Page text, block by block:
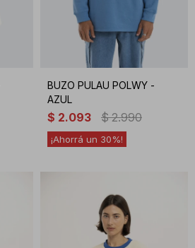
BUZO PULAU POLWY -
AZUL
$ 2.093 $ 2.990
30